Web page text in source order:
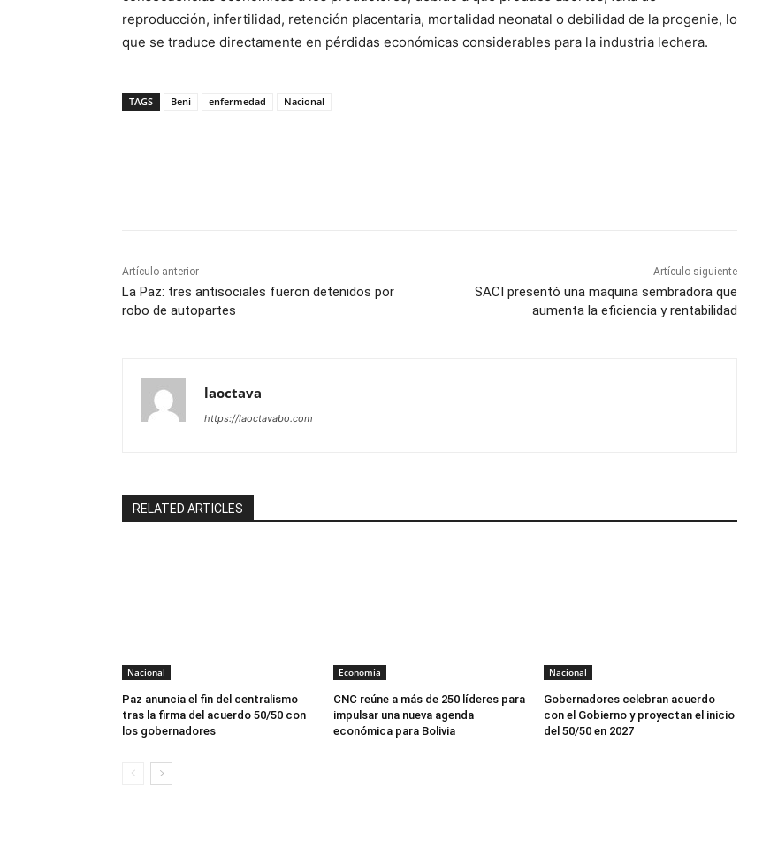
reproducción, infertilidad, retención placentaria, mortalidad neonatal o debilidad de la progenie, lo
que se traduce directamente en pérdidas económicas considerables para la industria lechera.
TAGS Beni enfermedad Nacional
Artículo anterior
La Paz: tres antisociales fueron detenidos por
robo de autopartes
Artículo siguiente
SACI presentó una maquina sembradora que
aumenta la eficiencia y rentabilidad
laoctava
https://laoctavabo.com
RELATED ARTICLES
Nacional
Paz anuncia el fin del centralismo
tras la firma del acuerdo 50/50 con
los gobernadores
Economía
CNC reúne a más de 250 líderes para
impulsar una nueva agenda
económica para Bolivia
Nacional
Gobernadores celebran acuerdo
con el Gobierno y proyectan el inicio
del 50/50 en 2027